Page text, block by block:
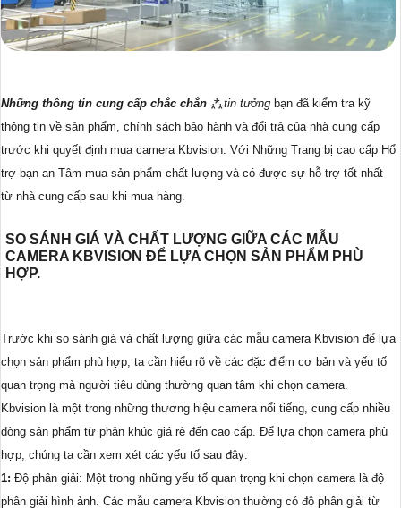
Những thông tin cung cấp chắc chắn ⁂tin tưởng bạn đã kiểm tra kỹ
thông tin về sản phẩm, chính sách bảo hành và đổi trả của nhà cung cấp
trước khi quyết định mua camera Kbvision. Với Những Trang bị cao cấp Hổ
trợ bạn an Tâm mua sản phẩm chất lượng và có được sự hỗ trợ tốt nhất
từ nhà cung cấp sau khi mua hàng.
SO SÁNH GIÁ VÀ CHẤT LƯỢNG GIỮA CÁC MẪU
CAMERA KBVISION ĐỂ LỰA CHỌN SẢN PHẨM PHÙ
HỢP.
Trước khi so sánh giá và chất lượng giữa các mẫu camera Kbvision để lựa
chọn sản phẩm phù hợp, ta cần hiểu rõ về các đặc điểm cơ bản và yếu tố
quan trọng mà người tiêu dùng thường quan tâm khi chọn camera.
Kbvision là một trong những thương hiệu camera nổi tiếng, cung cấp nhiều
dòng sản phẩm từ phân khúc giá rẻ đến cao cấp. Để lựa chọn camera phù
hợp, chúng ta cần xem xét các yếu tố sau đây:
1: Độ phân giải: Một trong những yếu tố quan trọng khi chọn camera là độ
phân giải hình ảnh. Các mẫu camera Kbvision thường có độ phân giải từ